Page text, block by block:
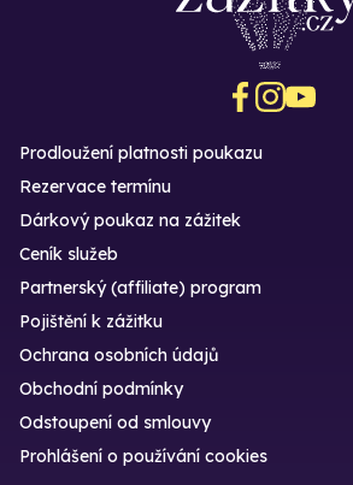
Prodloužení platnosti poukazu
Rezervace termínu
Dárkový poukaz na zážitek
Ceník služeb
Partnerský (affiliate) program
Pojištění k zážitku
Ochrana osobních údajů
Obchodní podmínky
Odstoupení od smlouvy
Prohlášení o používání cookies